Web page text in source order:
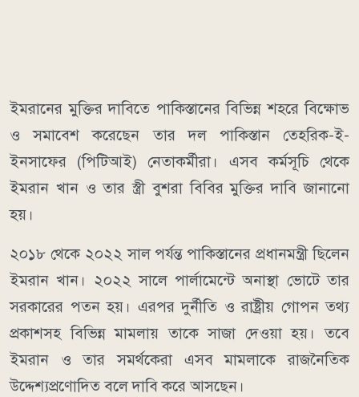
ইমরানের মুক্তির দাবিতে পাকিস্তানের বিভিন্ন শহরে বিক্ষোভ
ও সমাবেশ করেছেন তার দল পাকিস্তান তেহরিক-ই-
ইনসাফের (পিটিআই) নেতাকর্মীরা। এসব কর্মসূচি থেকে
ইমরান খান ও তার স্ত্রী বুশরা বিবির মুক্তির দাবি জানানো
হয়।
২০১৮ থেকে ২০২২ সাল পর্যন্ত পাকিস্তানের প্রধানমন্ত্রী ছিলেন
ইমরান খান। ২০২২ সালে পার্লামেন্টে অনাস্থা ভোটে তার
সরকারের পতন হয়। এরপর দুর্নীতি ও রাষ্ট্রীয় গোপন তথ্য
প্রকাশসহ বিভিন্ন মামলায় তাকে সাজা দেওয়া হয়। তবে
ইমরান ও তার সমর্থকেরা এসব মামলাকে রাজনৈতিক
উদ্দেশ্যপ্রণোদিত বলে দাবি করে আসছেন।